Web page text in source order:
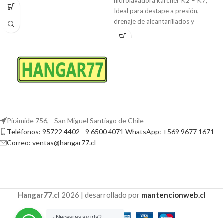
Ideal para destape a presión,
drenaje de alcantarillados y
tuberías.La
Pirámide 756, - San Miguel Santiago de Chile
Teléfonos: 95722 4402 - 9 6500 4071 WhatsApp: +569 9677 1671
Correo: ventas@hangar77.cl
Hangar77.cl 2026 | desarrollado por mantencionweb.cl